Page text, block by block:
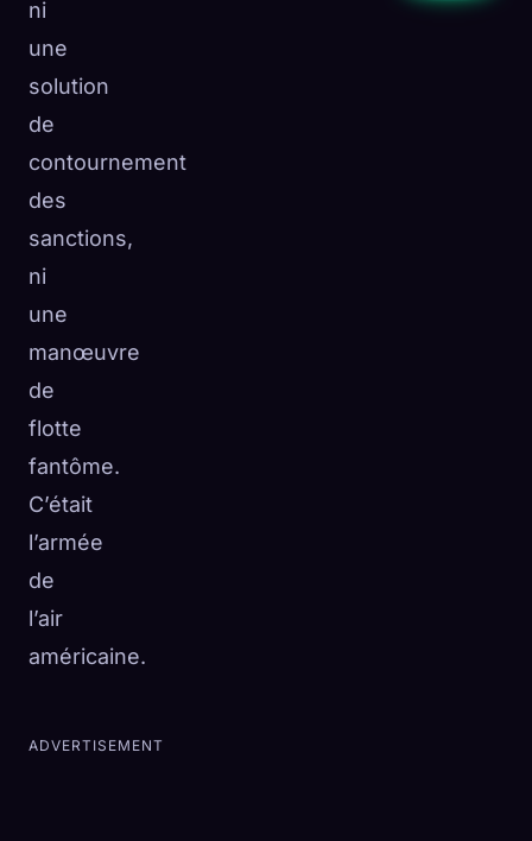
ni
une
solution
de
contournement
des
sanctions,
ni
une
manœuvre
de
flotte
fantôme.
C’était
l’armée
de
l’air
américaine.
ADVERTISEMENT